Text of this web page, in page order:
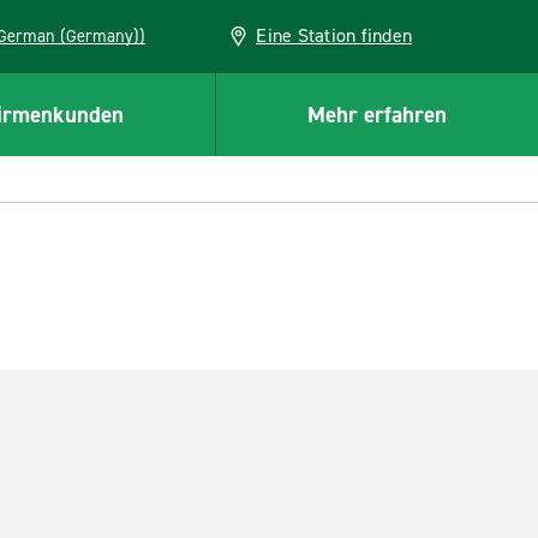
(German (Germany)) Eine Station finden
Mehr erfahren